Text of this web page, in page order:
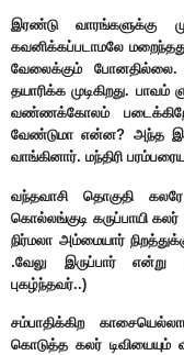
இரண்டு வாரங்களுக்கு
கவனிக்கப்படாமலே
வேலைக்கும் போனதில்லை.
தயாரிக்க முடிகிறது.
வண்ணக்கோலம்
வேண்டுமா என்ன? அந்த
வாங்கினார். மந்திரி
வந்தவாசி தொகுதி
கொல்லங்குடி கருப்பாயி
நிர்மலா அம்மையார்
.வேலு இருப்பார் என்று
புகழ்ந்தவர்..)
சம்பாதிக்கிற
கொடுத்த கலர் டிவியையும்